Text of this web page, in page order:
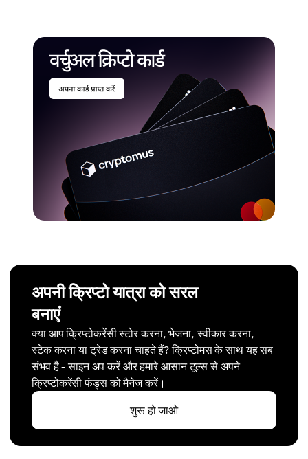
अपनी क्रिप्टो यात्रा को सरल
बनाएं
क्या आप क्रिप्टोकरेंसी स्टोर करना, भेजना, स्वीकार करना,
स्टेक करना या ट्रेड करना चाहते हैं? क्रिप्टोमस के साथ यह सब
संभव है - साइन अप करें और हमारे आसान टूल्स से अपने
क्रिप्टोकरेंसी फंड्स को मैनेज करें।
शुरू हो जाओ